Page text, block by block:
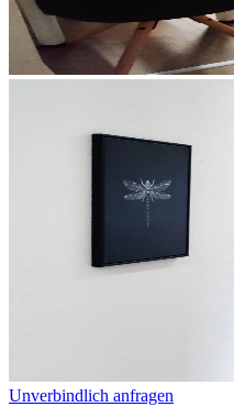
Unverbindlich anfragen